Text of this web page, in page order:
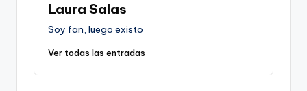
Laura Salas
Soy fan, luego existo
Ver todas las entradas